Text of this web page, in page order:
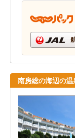
南房総の海辺の